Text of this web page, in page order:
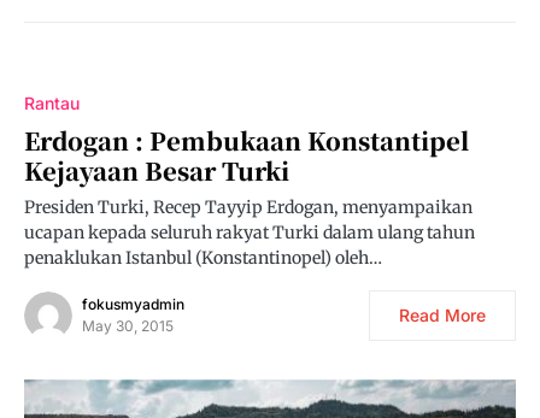
Rantau
Erdogan : Pembukaan Konstantipel
Kejayaan Besar Turki
Presiden Turki, Recep Tayyip Erdogan, menyampaikan
ucapan kepada seluruh rakyat Turki dalam ulang tahun
penaklukan Istanbul (Konstantinopel) oleh…
fokusmyadmin
May 30, 2015
Read More